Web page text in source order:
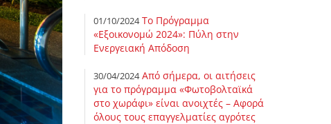
01/10/2024 Το Πρόγραμμα
«Εξοικονομώ 2024»: Πύλη στην
Ενεργειακή Απόδοση
30/04/2024 Από σήμερα, οι αιτήσεις
για το πρόγραμμα «Φωτοβολταϊκά
στο χωράφι» είναι ανοιχτές – Αφορά
όλους τους επαγγελματίες αγρότες